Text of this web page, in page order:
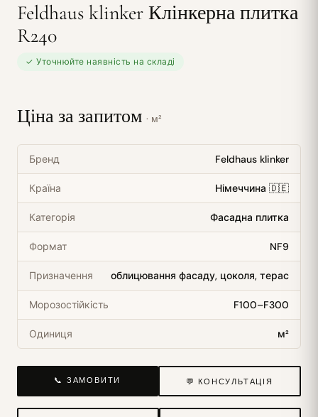
Feldhaus klinker Клінкерна плитка
R240
✓ Уточнюйте наявність на складі
Ціна за запитом · м²
Бренд Feldhaus klinker
Країна Німеччина 🇩🇪
Категорія Фасадна плитка
Формат NF9
Призначення облицювання фасаду, цоколя, терас
Морозостійкість F100–F300
Одиниця м²
📞 ЗАМОВИТИ 💬 КОНСУЛЬТАЦІЯ